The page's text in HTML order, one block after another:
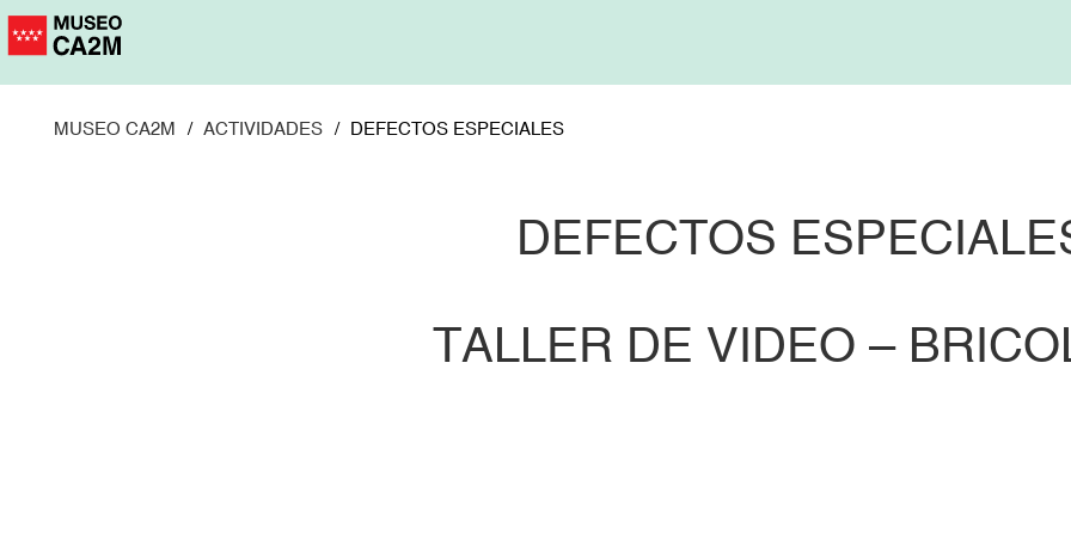
Pasar
MUSEO CA2M ACTIVIDADES DEFECTOS ESPECIALES
DEFECTOS
TALLER DE VIDEO –